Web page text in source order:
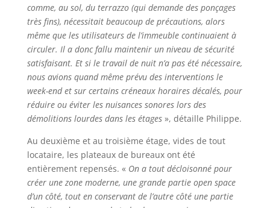
comme, au sol, du terrazzo (qui demande des ponçages
très fins), nécessitait beaucoup de précautions, alors
même que les utilisateurs de l’immeuble continuaient à
circuler. Il a donc fallu maintenir un niveau de sécurité
satisfaisant. Et si le travail de nuit n’a pas été nécessaire,
nous avions quand même prévu des interventions le
week-end et sur certains créneaux horaires décalés, pour
réduire ou éviter les nuisances sonores lors des
démolitions lourdes dans les étages», détaille Philippe.
Au deuxième et au troisième étage, vides de tout
locataire, les plateaux de bureaux ont été
entièrement repensés. « On a tout décloisonné pour
créer une zone moderne, une grande partie open space
d’un côté, tout en conservant de l’autre côté une partie